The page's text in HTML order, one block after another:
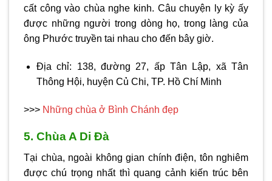
cất công vào chùa nghe kinh. Câu chuyện ly kỳ ấy
được những người trong dòng họ, trong làng của
ông Phước truyền tai nhau cho đến bây giờ.
Địa chỉ: 138, đường 27, ấp Tân Lập, xã Tân
Thông Hội, huyện Củ Chi, TP. Hồ Chí Minh
>>> Những chùa ở Bình Chánh đẹp
5. Chùa A Di Đà
Tại chùa, ngoài không gian chính điện, tôn nghiêm
được chú trọng nhất thì quang cảnh kiến trúc bên